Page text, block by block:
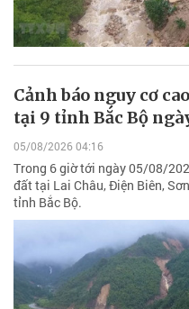
Cảnh báo nguy cơ
tại 9 tỉnh Bắc Bộ
05/08/2026 04:16
Trong 6 giờ tới ngày 05/08/
đất tại Lai Châu, Điện Biên,
tỉnh Bắc Bộ.